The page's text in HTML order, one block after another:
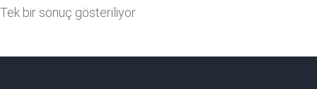
Tek bir sonuç gösteriliyor